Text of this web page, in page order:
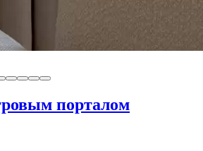
порталом